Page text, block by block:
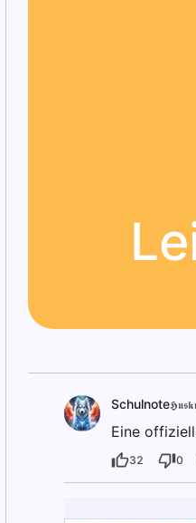
Schulnote
Eine
32 0